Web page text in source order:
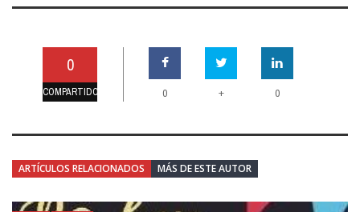
0
COMPARTIDO 0 + 0
ARTÍCULOS RELACIONADOS MÁS DE ESTE AUTOR